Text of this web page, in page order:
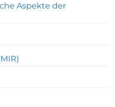
Aspekte der